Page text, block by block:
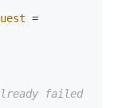
=
failed